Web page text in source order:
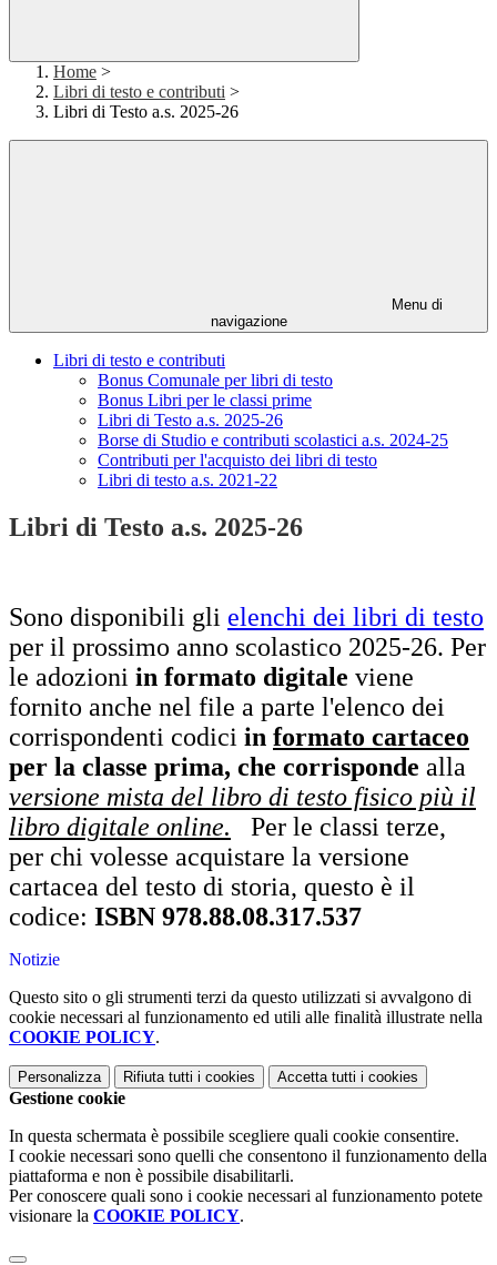
Home >
Libri di testo e contributi >
Libri di Testo a.s. 2025-26
Menu di
navigazione
Libri di testo e contributi
Bonus Comunale per libri di testo
Bonus Libri per le classi prime
Libri di Testo a.s. 2025-26
Borse di Studio e contributi scolastici a.s. 2024-25
Contributi per l'acquisto dei libri di testo
Libri di testo a.s. 2021-22
Libri di Testo a.s. 2025-26
Sono disponibili gli elenchi dei libri di testo
per il prossimo anno scolastico 2025-26. Per
le adozioni in formato digitale viene
fornito anche nel file a parte l'elenco dei
corrispondenti codici in formato cartaceo
per la classe prima, che corrisponde alla
versione mista del libro di testo fisico più il
libro digitale online.
Per le classi terze,
per chi volesse acquistare la versione
cartacea del testo di storia, questo è il
codice: ISBN 978.88.08.317.537
Notizie
Questo sito o gli strumenti terzi da questo utilizzati si avvalgono di
cookie necessari al funzionamento ed utili alle finalità illustrate nella
COOKIE POLICY.
Personalizza Rifiuta tutti i cookies Accetta tutti i cookies
Gestione cookie
In questa schermata è possibile scegliere quali cookie consentire.
I cookie necessari sono quelli che consentono il funzionamento della
piattaforma e non è possibile disabilitarli.
Per conoscere quali sono i cookie necessari al funzionamento potete
visionare la COOKIE POLICY.